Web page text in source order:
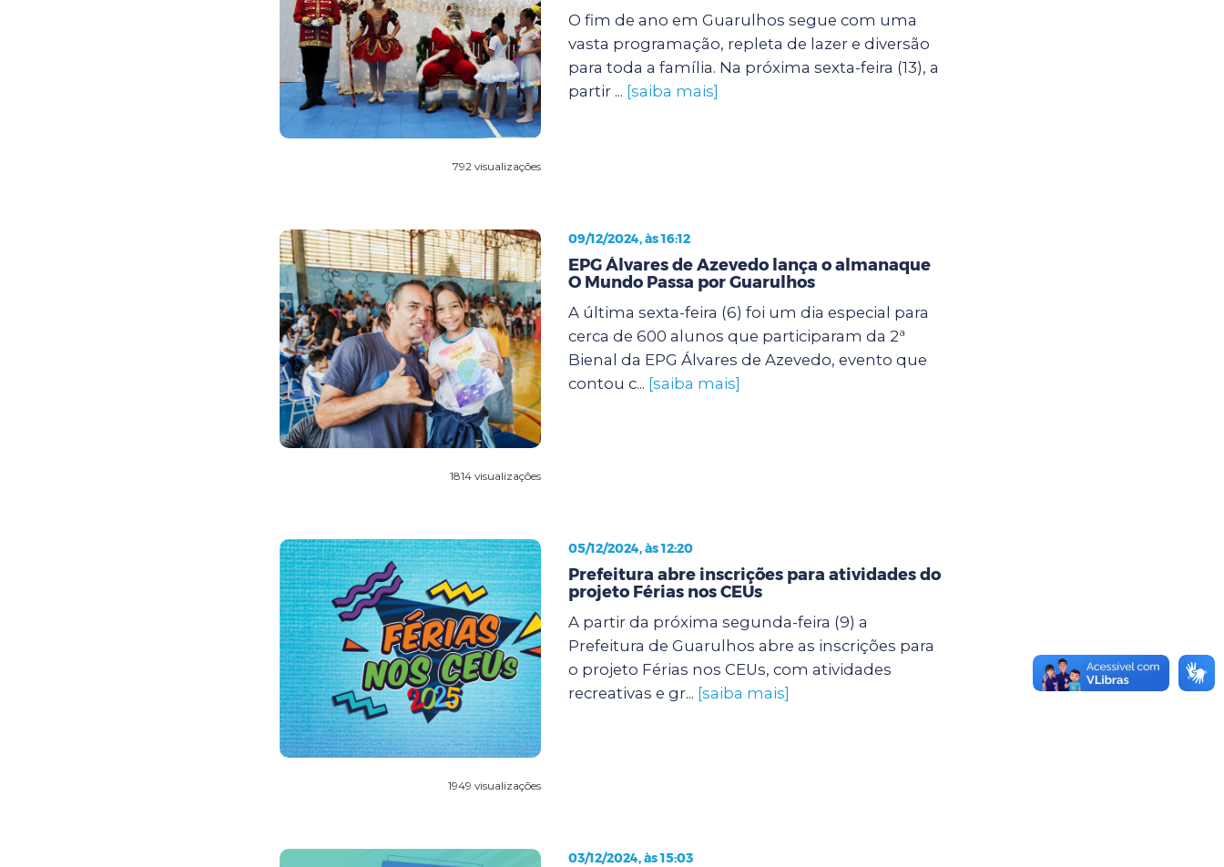
792 visualizações
O fim de ano em Guarulhos segue com uma
vasta programação, repleta de lazer e diversão
para toda a família. Na próxima sexta-feira (13), a
partir ... [saiba mais]
1814 visualizações
09/12/2024, às 16:12
EPG Álvares de Azevedo lança o almanaque
O Mundo Passa por Guarulhos
A última sexta-feira (6) foi um dia especial para
cerca de 600 alunos que participaram da 2ª
Bienal da EPG Álvares de Azevedo, evento que
contou c... [saiba mais]
1949 visualizações
05/12/2024, às 12:20
Prefeitura abre inscrições para atividades do
projeto Férias nos CEUs
A partir da próxima segunda-feira (9) a
Prefeitura de Guarulhos abre as inscrições para
o projeto Férias nos CEUs, com atividades
recreativas e gr... [saiba mais]
03/12/2024, às 15:03